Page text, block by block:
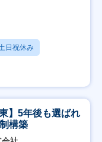
日祝休み
】5年後も選ばれ
構築